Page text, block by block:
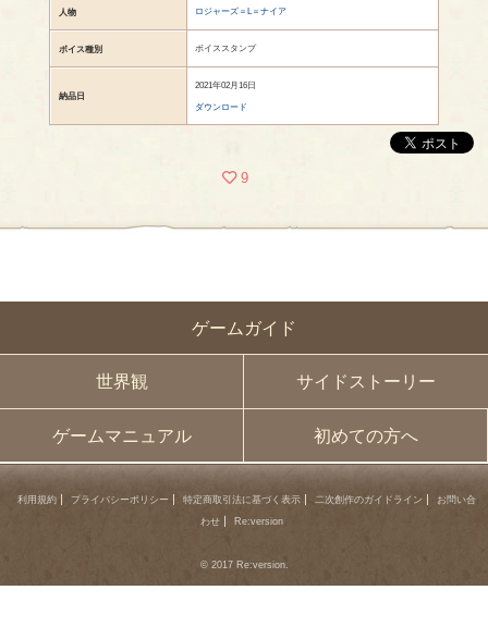
ゲームガイド
世界観 サイドストーリー
ゲームマニュアル 初めての方へ
人物 ロジャーズ＝L＝ナイア
ボイス種別 ボイススタンプ
納品日
2021年02月16日
ダウンロード
9
利用規約 プライバシーポリシー 特定商取引法に基づく表示 二次創作のガイドライン
お問い合
わせ
Re:version
© 2017 Re:version.